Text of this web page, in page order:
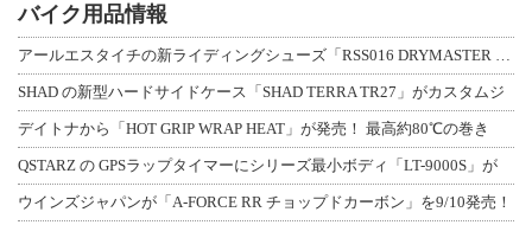
バイク用品情報
SHAD の新型ハードサイドケース「SHAD TERRA TR27」がカスタムジ
デイトナから「HOT GRIP WRAP HEAT」が発売！ 最高約80℃の巻き
QSTARZ の GPSラップタイマーにシリーズ最小ボディ「LT-9000S」が
ウインズジャパンが「A-FORCE RR チョップドカーボン」を9/10発売！